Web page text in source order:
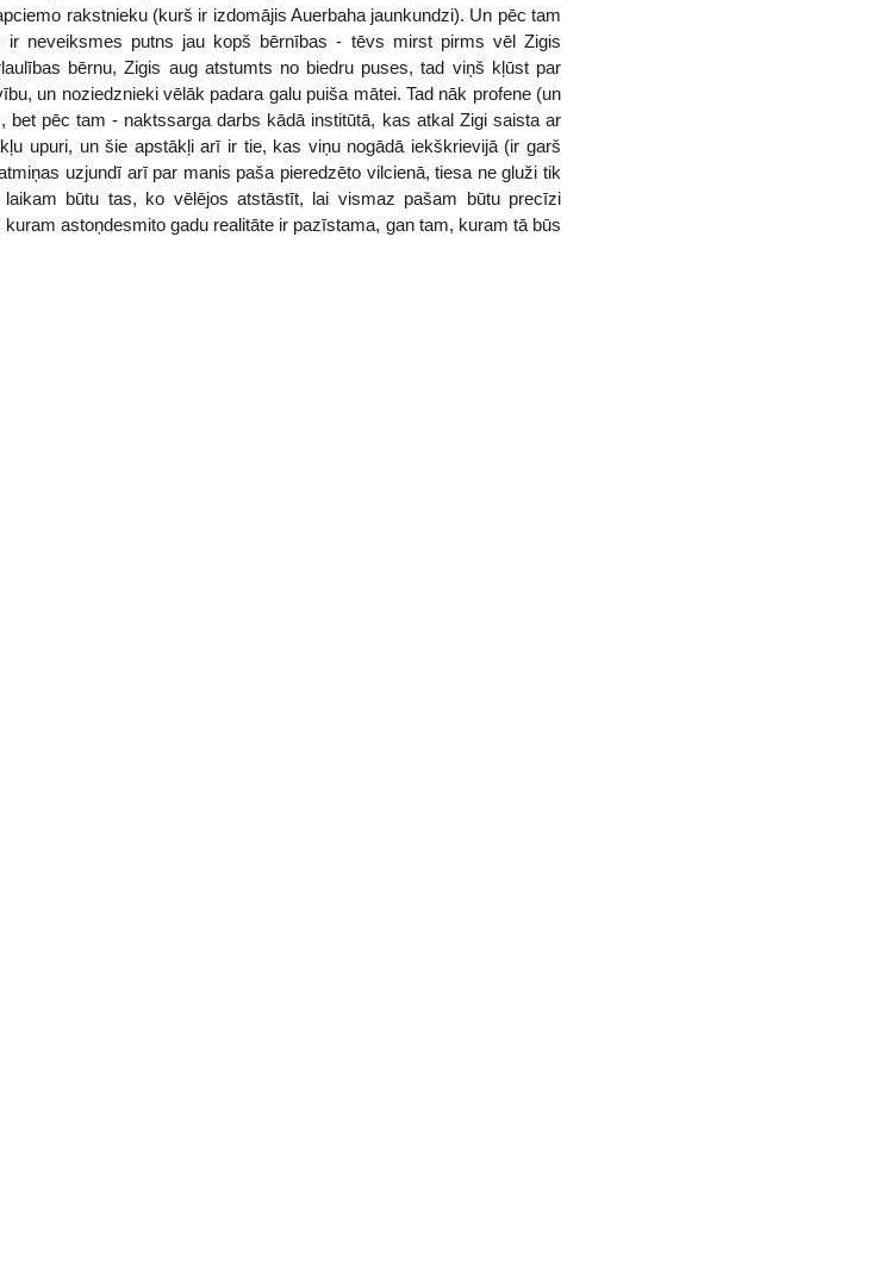
rakstnieku (kurš ir izdomājis Auerbaha jaunkundzi). Un pēc tam
neveiksmes putns jau kopš bērnības - tēvs mirst pirms vēl Zigis
bērnu, Zigis aug atstumts no biedru puses, tad viņš kļūst par
un noziedznieki vēlāk padara galu puiša mātei. Tad nāk profene (un
bet pēc tam - naktssarga darbs kādā institūtā, kas atkal Zigi saista ar
upuri, un šie apstākļi arī ir tie, kas viņu nogādā iekškrievijā (ir garš
uzjundī arī par manis paša pieredzēto vilcienā, tiesa ne gluži tik
būtu tas, ko vēlējos atstāstīt, lai vismaz pašam būtu precīzi
astoņdesmito gadu realitāte ir pazīstama, gan tam, kuram tā būs